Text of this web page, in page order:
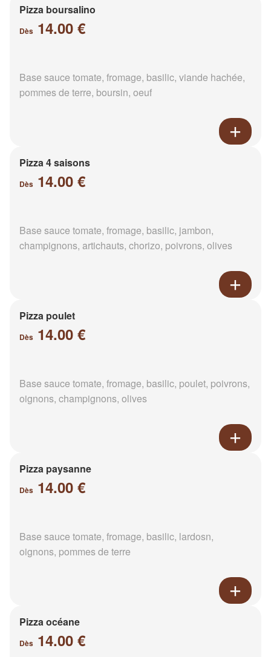
Pizza boursalino
Dès 14.00 €
Base sauce tomate, fromage, basilic, viande hachée,
pommes de terre, boursin, oeuf
Pizza 4 saisons
Dès 14.00 €
Base sauce tomate, fromage, basilic, jambon,
champignons, artichauts, chorizo, poivrons, olives
Pizza poulet
Dès 14.00 €
Base sauce tomate, fromage, basilic, poulet, poivrons,
oignons, champignons, olives
Pizza paysanne
Dès 14.00 €
Base sauce tomate, fromage, basilic, lardosn,
oignons, pommes de terre
Pizza océane
Dès 14.00 €